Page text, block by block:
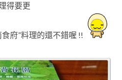
得要更
食府”料理的還不錯喔 !!